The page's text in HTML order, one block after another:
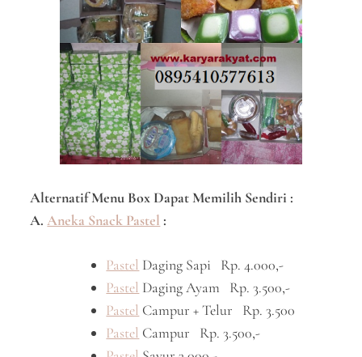
Alternatif Menu Box Dapat Memilih Sendiri :
A.Aneka Snack Pastel :
Pastel Daging Sapi Rp. 4.000,-
Pastel Daging Ayam Rp. 3.500,-
Pastel Campur + Telur Rp. 3.500
Pastel Campur Rp. 3.500,-